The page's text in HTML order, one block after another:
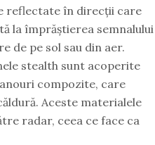
reflectate în direcții care
la împrăștierea semnalului
de pe sol sau din aer.
stealth sunt acoperite
compozite, care
Aceste materialele
radar, ceea ce face ca